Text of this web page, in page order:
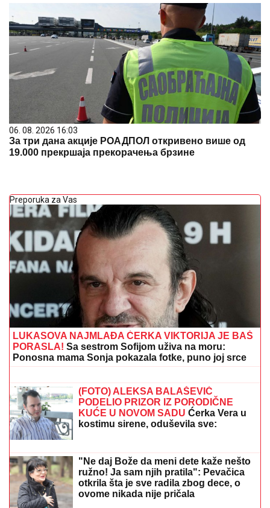
06. 08. 2026 16:03
За три дана акције РОАДПОЛ откривено више од
19.000 прекршаја прекорачења брзине
Preporuka za Vas
LUKASOVA NAJMLAĐA ĆERKA VIKTORIJA JE BAŠ
PORASLA! Sa sestrom Sofijom uživa na moru:
Ponosna mama Sonja pokazala fotke, puno joj srce
Aneli Ahmić stiže na suočavanje sa
Neriom i Hanom, fanovi se nadaju da
se u sve umeša i Sita Ahmić
KUĆE U NOVOM SADUĆerka Vera u
kostimu sirene, oduševila sve:
"Salajka ima more"